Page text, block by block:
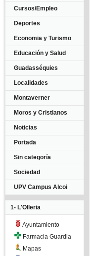
Cursos/Empleo
Deportes
Economia y Turismo
Educación y Salud
Guadasséquies
Localidades
Montaverner
Moros y Cristianos
Noticias
Portada
Sin categoría
Sociedad
UPV Campus Alcoi
1- L'Olleria
Ayuntamiento
Farmacia Guardia
Mapas